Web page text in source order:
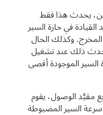
يحدث هذا فقط
في حارة السير
وكذلك الحال
ذلك عند تشغيل
الموجودة أقصى
الوصول، يقوم
المضبوطة